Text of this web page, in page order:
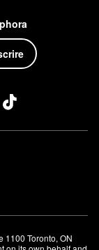
1100 Toronto, ON